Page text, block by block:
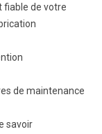
de votre
de maintenance
savoir